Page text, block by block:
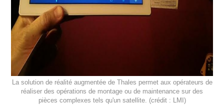
La solution de réalité augmentée de Thales permet aux opérateurs de
réaliser des opérations de montage ou de maintenance sur des
pièces complexes tels qu'un satellite. (crédit : LMI)